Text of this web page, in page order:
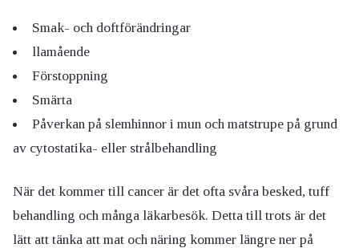
Smak- och doftförändringar
llamående
Förstoppning
Smärta
Påverkan på slemhinnor i mun och matstrupe på grund
av cytostatika- eller strålbehandling
När det kommer till cancer är det ofta svåra besked, tuff
behandling och många läkarbesök. Detta till trots är det
lätt att tänka att mat och näring kommer längre ner på